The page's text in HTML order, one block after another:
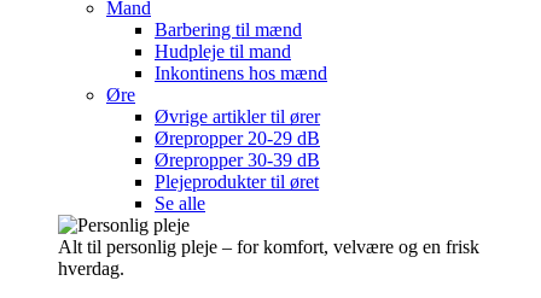
Mand
Barbering til mænd
Hudpleje til mand
Inkontinens hos mænd
Øre
Øvrige artikler til ører
Ørepropper 20-29 dB
Ørepropper 30-39 dB
Plejeprodukter til øret
Se alle
Alt til personlig pleje – for komfort, velvære og en frisk
hverdag.